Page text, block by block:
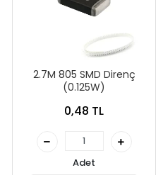
2.7M 805 SMD Direnç
(0.125W)
0,48 TL
Adet